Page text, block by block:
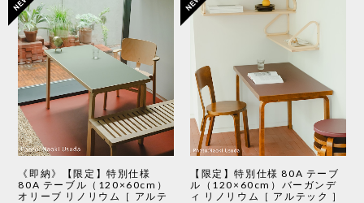
《即納》【限定】特別仕様
80A テーブル（120×60cm）
オリーブ リノリウム［ アルテ
【限定】特別仕様 80A テーブ
ル（120×60cm）バーガンデ
ィ リノリウム［ アルテック ］